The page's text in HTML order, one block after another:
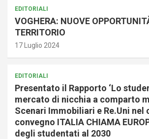
EDITORIALI
VOGHERA: NUOVE
TERRITORIO
17 Luglio 2024
EDITORIALI
Presentato il Rapporto ‘Lo
mercato di nicchia a comparto
Scenari Immobiliari e Re.Uni nel
convegno ITALIA CHIAMA
degli studentati al 2030